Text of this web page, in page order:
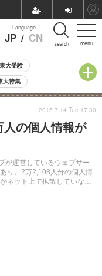
menu
Language
JP / CN search
東大受験
大特集
小学校受験
人気記事
人の個人情報が
が運営しているウェブサー
り、2万2,108人分の個人情
ネット上で拡散していない
2015.7.14 Tue 17:30